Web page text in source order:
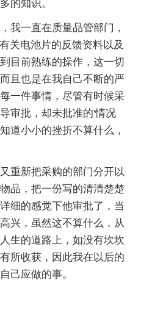
的知识。
我一直在质量品管部门，
关电池片的反馈资料以及
目前熟练的操作，这一切
且也是在我自己不断的严
一件事情，尽管有时候采
审批，却未批准的'情况
道小小的挫折不算什么，
重新把采购的部门分开以
品，把一份写的清清楚楚
细的感觉下他审批了，当
兴，虽然这不算什么，从
生的道路上，如没有坎坎
所收获，因此我在以后的
己应做的事。